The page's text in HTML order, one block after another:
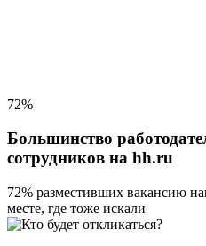
72%
Большинство
сотрудников на hh.ru
72% разместивших вакансию
месте, где тоже искали